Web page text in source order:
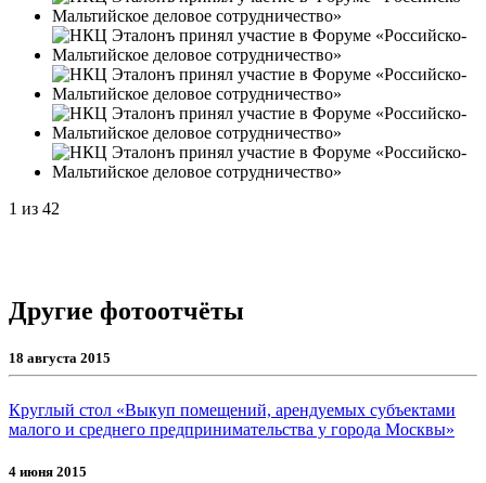
1 из 42
Другие фотоотчёты
18 августа 2015
Круглый стол «Выкуп помещений, арендуемых субъектами
малого и среднего предпринимательства у города Москвы»
4 июня 2015